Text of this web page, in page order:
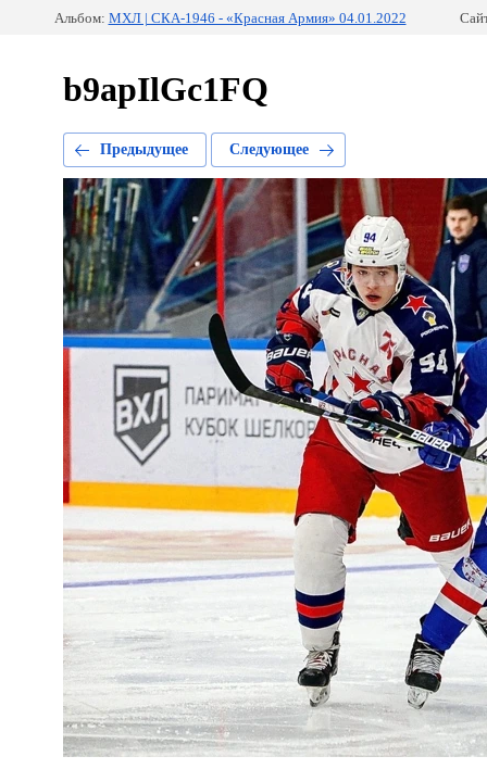
Альбом: МХЛ | СКА-1946 - «Красная Армия» 04.01.2022
b9apIlGc1FQ
Предыдущее Следующее